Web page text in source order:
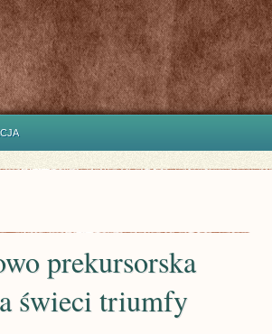
prekursorska
świeci triumfy